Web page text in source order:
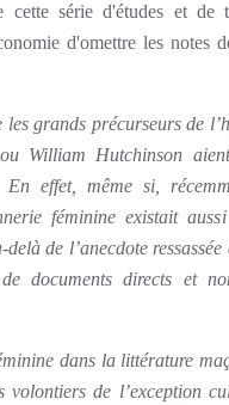
cette série d'études et de
d'omettre les notes
grands précurseurs de
William Hutchinson
effet, même si,
féminine existait
de l’anecdote ressassée
documents directs et
dans la littérature
de l’exception